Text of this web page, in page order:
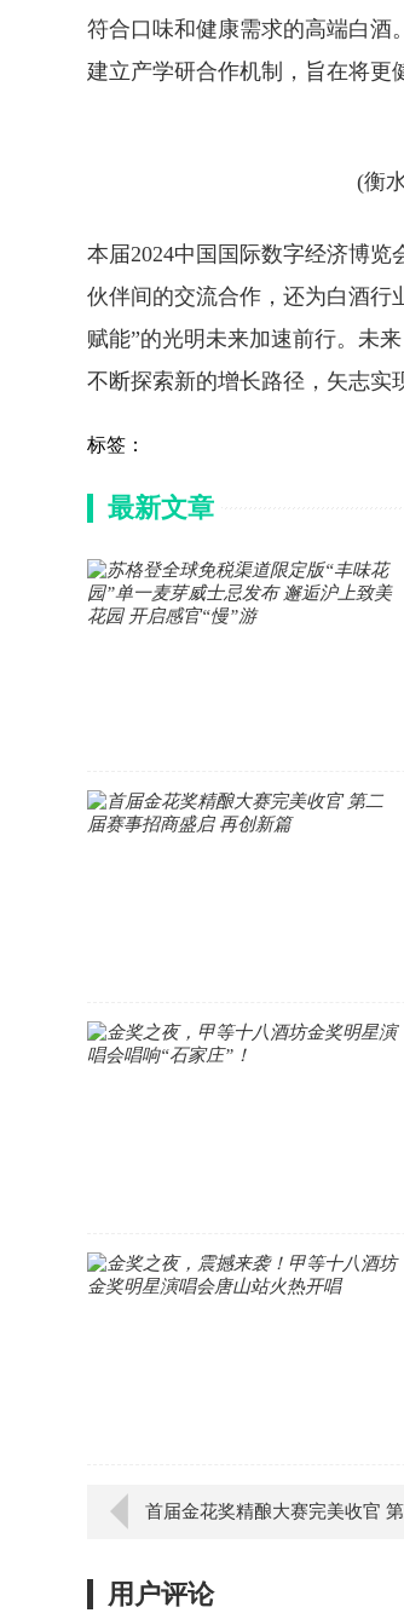
符合口味和健康需求的高端白酒
建立产学研合作机制，旨在将更
(衡
本届2024中国国际数字经济博
伙伴间的交流合作，还为白酒行
赋能”的光明未来加速前行。未
不断探索新的增长路径，矢志实
标签：
最新文章
用户评论